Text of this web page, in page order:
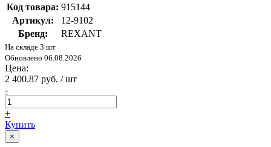
Код товара: 915144
Артикул:
12-9102
Бренд:
REXANT
На складе 3 шт
Обновлено 06.08.2026
Цена:
2 400.87 руб. / шт
-
+
Купить
×